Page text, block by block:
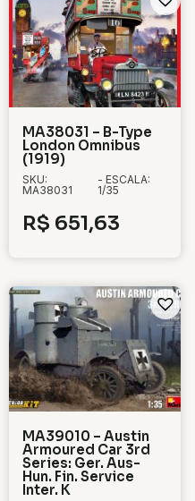
MA38031 – B-Type
London Omnibus
(1919)
SKU:
MA38031
- ESCALA:
1/35
R$ 651,63
MA39010 – Austin
Armoured Car 3rd
Series: Ger. Aus-
Hun. Fin. Service
Inter. K